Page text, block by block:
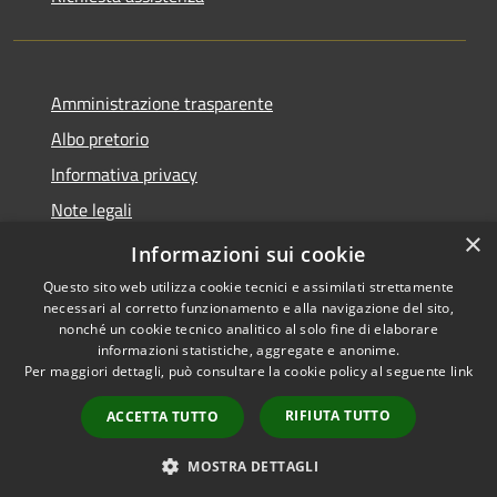
Amministrazione trasparente
Albo pretorio
Informativa privacy
Note legali
Dichiarazione di accessibilità
Accessibilità
Copyright © 2026 • Comune di
Manoppello • Powered by
Municipium•
Accesso
redazione
×
Informazioni sui cookie
Questo sito web utilizza cookie tecnici e assimilati strettamente
necessari al corretto funzionamento e alla navigazione del sito,
nonché un cookie tecnico analitico al solo fine di elaborare
informazioni statistiche, aggregate e anonime.
Per maggiori dettagli, può consultare la cookie policy al seguente link
ACCETTA TUTTO RIFIUTA TUTTO
MOSTRA DETTAGLI